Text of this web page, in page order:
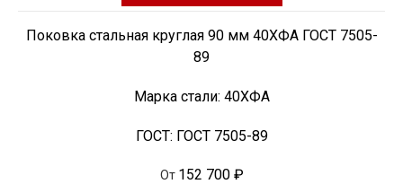
Поковка стальная круглая 90 мм 40ХФА ГОСТ 7505-
89
Марка стали: 40ХФА
ГОСТ: ГОСТ 7505-89
От 152 700 ₽